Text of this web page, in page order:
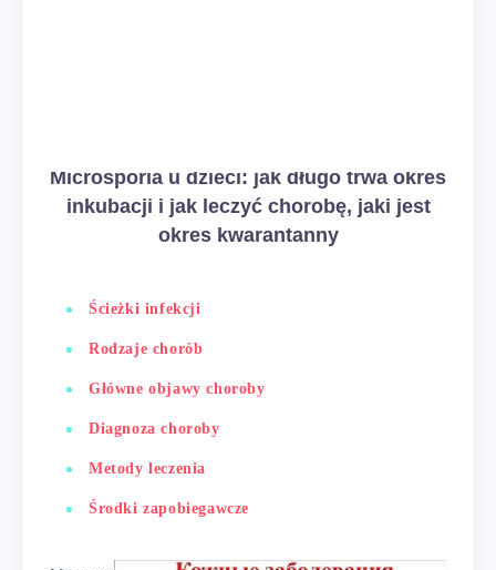
Microsporia u dzieci: jak długo trwa okres
inkubacji i jak leczyć chorobę, jaki jest
okres kwarantanny
Ścieżki infekcji
Rodzaje chorób
Główne objawy choroby
Diagnoza choroby
Metody leczenia
Środki zapobiegawcze